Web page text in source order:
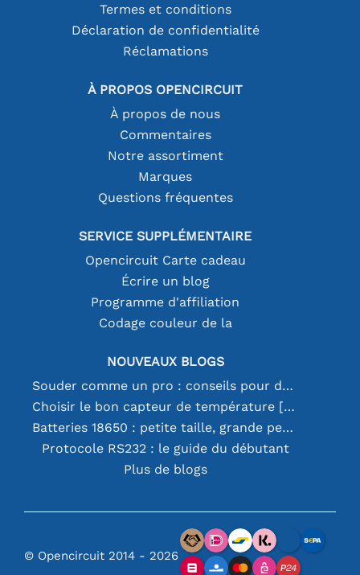
Termes et conditions
Déclaration de confidentialité
Réclamations
À PROPOS OPENCIRCUIT
À propos de nous
Commentaires
Notre assortiment
Marques
Questions fréquentes
SERVICE SUPPLÉMENTAIRE
Opencircuit Carte cadeau
Écrire un blog
Programme d'affiliation
Codage couleur de la
NOUVEAUX BLOGS
Souder comme un pro : conseils pour des connexions électroniques parfaites
Choisir le bon capteur de température [youtube]
Batteries 18650 : petite taille, grande performance
Protocole RS232 : le guide du débutant
Plus de blogs
© Opencircuit 2014 - 2026